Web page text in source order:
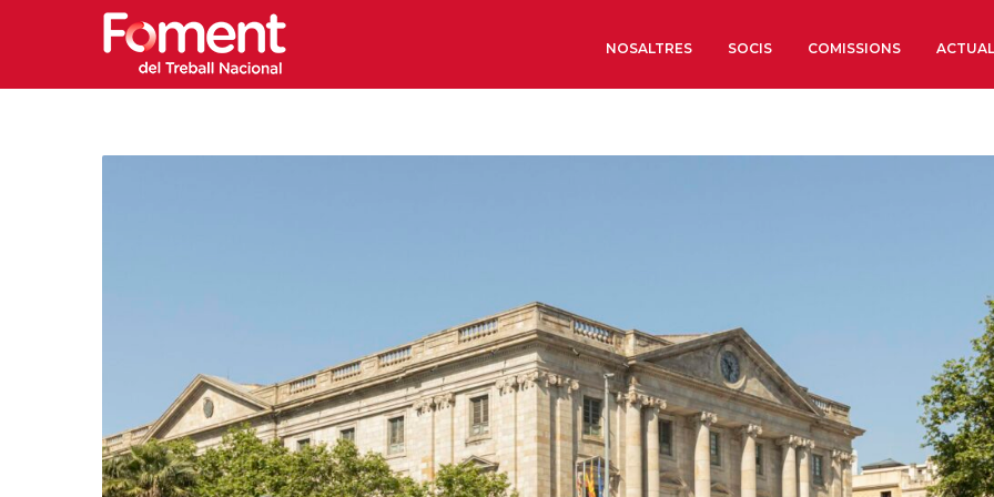
NOSALTRES
Societat Barcelonesa
Organitzacions
Organitzacions
Coneix més
SOCIS COMISSIONS